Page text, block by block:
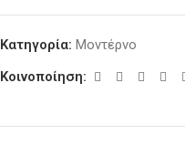
Κατηγορία: Μοντέρνο
Κοινοποίηση: